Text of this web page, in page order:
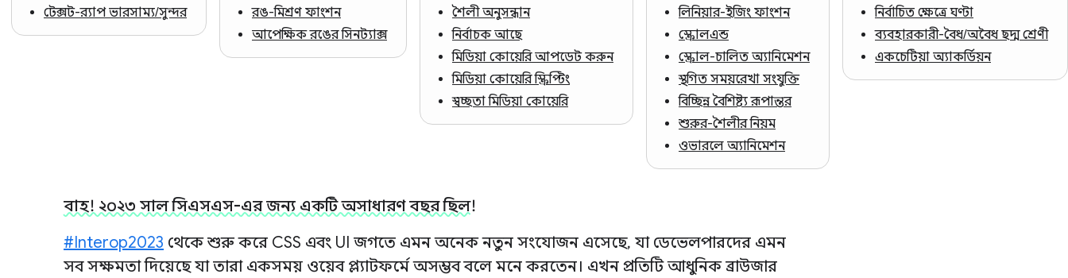
টেক্সট-র‍্যাপ ভারসাম্য/সুন্দর
রঙ-মিশ্রণ ফাংশন
আপেক্ষিক রঙের সিনট্যাক্স
শৈলী অনুসন্ধান
নির্বাচক আছে
মিডিয়া কোয়েরি আপডেট করুন
মিডিয়া কোয়েরি স্ক্রিপ্টিং
স্বচ্ছতা মিডিয়া কোয়েরি
লিনিয়ার-ইজিং ফাংশন
স্ক্রোলএন্ড
স্ক্রোল-চালিত অ্যানিমেশন
স্থগিত সময়রেখা সংযুক্তি
বিচ্ছিন্ন বৈশিষ্ট্য রূপান্তর
শুরুর-শৈলীর নিয়ম
ওভারলে অ্যানিমেশন
নির্বাচিত ক্ষেত্রে ঘণ্টা
ব্যবহারকারী-বৈধ/অবৈধ ছদ্ম শ্রেণী
একচেটিয়া অ্যাকর্ডিয়ন
বাহ! ২০২৩ সাল সিএসএস-এর জন্য একটি অসাধারণ বছর ছিল!
#Interop2023 থেকে শুরু করে CSS এবং UI জগতে এমন অনেক নতুন সংযোজন এসেছে, যা ডেভেলপারদের এমন
সব সক্ষমতা দিয়েছে যা তারা একসময় ওয়েব প্ল্যাটফর্মে অসম্ভব বলে মনে করতেন। এখন প্রতিটি আধুনিক ব্রাউজার